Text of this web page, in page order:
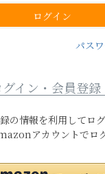
ログイン
パス
イン・会員登録
情報を利用してロ
アカウントでロ